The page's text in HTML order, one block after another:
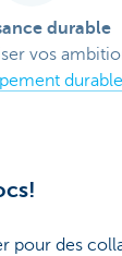
durable
vos
durable
pour des